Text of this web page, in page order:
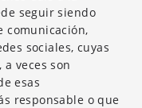
seguir siendo
comunicación,
sociales, cuyas
veces son
esas
responsable o que